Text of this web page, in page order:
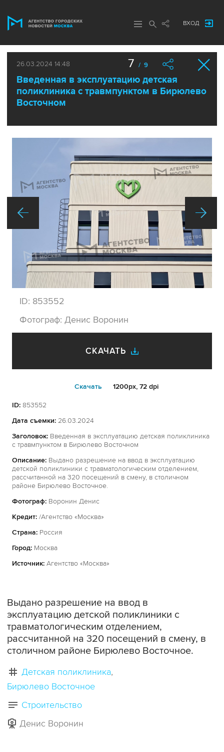
ВХОД
26.03.2024 14:48
Введенная в эксплуатацию детская
поликлиника с травмпунктом в Бирюлево
Восточном
7 / 9
ID: 853552
Фотограф: Денис Воронин
СКАЧАТЬ
Cкачать 1200px, 72 dpi
ID: 853552
Дата съемки: 26.03.2024
Заголовок: Введенная в эксплуатацию детская поликлиника
с травмпунктом в Бирюлево Восточном
Описание: Выдано разрешение на ввод в эксплуатацию
детской поликлиники с травматологическим отделением,
рассчитанной на 320 посещений в смену, в столичном
районе Бирюлево Восточное.
Фотограф: Воронин Денис
Кредит: /Агентство «Москва»
Страна: Россия
Город: Москва
Источник: Агентство «Москва»
Выдано разрешение на ввод в
эксплуатацию детской поликлиники с
травматологическим отделением,
рассчитанной на 320 посещений в смену, в
столичном районе Бирюлево Восточное.
Детская поликлиника
Бирюлево Восточное
Строительство
Денис Воронин